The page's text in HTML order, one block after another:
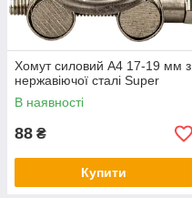
Хомут силовий А4 17-19 мм з
нержавіючої сталі Super
В наявності
88 ₴
Купити